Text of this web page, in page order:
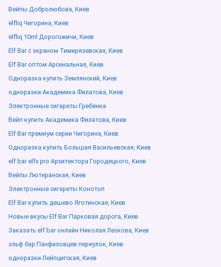
Вейпы Добролюбова, Киев
elfliq Чигорина, Киев
elfliq 10ml Дорогожичи, Киев
Elf Bar с экраном Тимирязевская, Киев
Elf Bar оптом Арсенальная, Киев
Одноразка купить Землянский, Киев
одноразки Академика Филатова, Киев
Электронные сигареты Гребенка
Вейп купить Академика Филатова, Киев
Elf Bar премиум серии Чигорина, Киев
Одноразка купить Большая Васильевская, Киев
elf bar elfx pro Архитектора Городецкого, Киев
Вейпы Лютеранская, Киев
Электронные сигареты Конотоп
Elf Bar купить дешево Яготинская, Киев
Новые вкусы Elf Bar Парковая дорога, Киев
Заказать elf bar онлайн Николая Лескова, Киев
эльф бар Панфиловцев переулок, Киев
одноразки Лейпцигская, Киев